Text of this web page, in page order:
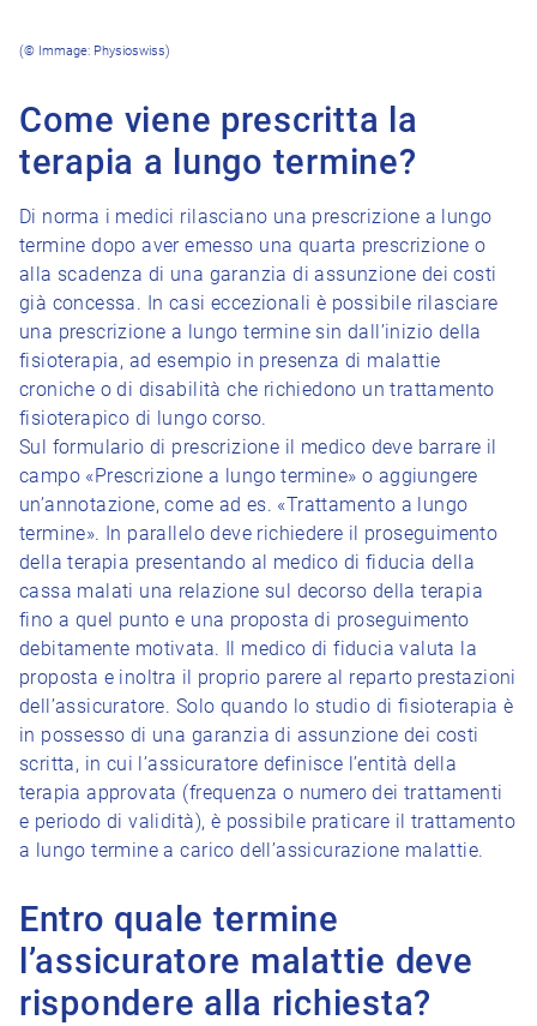
(© Immage: Physioswiss)
Come viene prescritta la
terapia a lungo termine?
Di norma i medici rilasciano una prescrizione a lungo
termine dopo aver emesso una quarta prescrizione o
alla scadenza di una garanzia di assunzione dei costi
già concessa. In casi eccezionali è possibile rilasciare
una prescrizione a lungo termine sin dall’inizio della
fisioterapia, ad esempio in presenza di malattie
croniche o di disabilità che richiedono un trattamento
fisioterapico di lungo corso.
Sul formulario di prescrizione il medico deve barrare il
campo «Prescrizione a lungo termine» o aggiungere
un’annotazione, come ad es. «Trattamento a lungo
termine». In parallelo deve richiedere il proseguimento
della terapia presentando al medico di fiducia della
cassa malati una relazione sul decorso della terapia
fino a quel punto e una proposta di proseguimento
debitamente motivata. Il medico di fiducia valuta la
proposta e inoltra il proprio parere al reparto prestazioni
dell’assicuratore. Solo quando lo studio di fisioterapia è
in possesso di una garanzia di assunzione dei costi
scritta, in cui l’assicuratore definisce l’entità della
terapia approvata (frequenza o numero dei trattamenti
e periodo di validità), è possibile praticare il trattamento
a lungo termine a carico dell’assicurazione malattie.
Entro quale termine
l’assicuratore malattie deve
rispondere alla richiesta?